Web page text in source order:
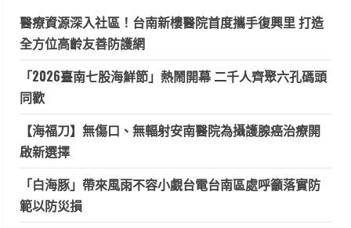
醫療資源深入社區！台南新樓醫院首度攜手復興里 打造
全方位高齡友善防護網
「2026臺南七股海鮮節」熱鬧開幕 二千人齊聚六孔碼頭
同歡
【海福刀】無傷口、無輻射安南醫院為攝護腺癌治療開
啟新選擇
「白海豚」帶來風雨不容小覷台電台南區處呼籲落實防
範以防災損